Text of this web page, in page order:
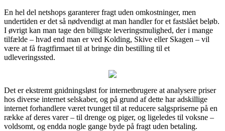
En hel del netshops garanterer fragt uden omkostninger, men
undertiden er det så nødvendigt at man handler for et fastslået beløb.
I øvrigt kan man tage den billigste leveringsmulighed, der i mange
tilfælde – hvad end man er ved Kolding, Skive eller Skagen – vil
være at få fragtfirmaet til at bringe din bestilling til et
udleveringssted.
Det er ekstremt gnidningsløst for internetbrugere at analysere priser
hos diverse internet selskaber, og på grund af dette har adskillige
internet forhandlere været tvunget til at reducere salgspriserne på en
række af deres varer – til drenge og piger, og ligeledes til voksne –
voldsomt, og endda nogle gange byde på fragt uden betaling.